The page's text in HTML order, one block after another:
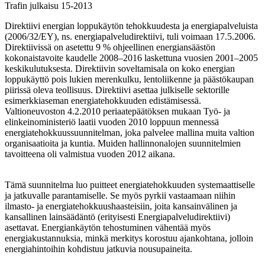
Trafin julkaisu 15-2013
Direktiivi energian loppukäytön tehokkuudesta ja energiapalveluista
(2006/32/EY), ns. energiapalveludirektiivi, tuli voimaan 17.5.2006.
Direktiivissä on asetettu 9 % ohjeellinen energiansäästön
kokonaistavoite kaudelle 2008–2016 laskettuna vuosien 2001–2005
keskikulutuksesta. Direktiivin soveltamisala on koko energian
loppukäyttö pois lukien merenkulku, lentoliikenne ja päästökaupan
piirissä oleva teollisuus. Direktiivi asettaa julkiselle sektorille
esimerkkiaseman energiatehokkuuden edistämisessä.
Valtioneuvoston 4.2.2010 periaatepäätöksen mukaan Työ- ja
elinkeinoministeriö laatii vuoden 2010 loppuun mennessä
energiatehokkuussuunnitelman, joka palvelee mallina muita valtion
organisaatioita ja kuntia. Muiden hallinnonalojen suunnitelmien
tavoitteena oli valmistua vuoden 2012 aikana.
Tämä suunnitelma luo puitteet energiatehokkuuden systemaattiselle
ja jatkuvalle parantamiselle. Se myös pyrkii vastaamaan niihin
ilmasto- ja energiatehokkuushaasteisiin, joita kansainvälinen ja
kansallinen lainsäädäntö (erityisesti Energiapalveludirektiivi)
asettavat. Energiankäytön tehostuminen vähentää myös
energiakustannuksia, minkä merkitys korostuu ajankohtana, jolloin
energiahintoihin kohdistuu jatkuvia nousupaineita.